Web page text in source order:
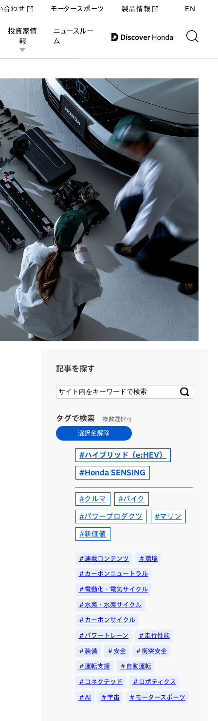
投資家情
報
ニュースルー
ム
合わせ モータースポーツ 製品情報 EN
記事を探す
タグで検索 複数選択可
選択全解除
ハイブリッド（e:HEV）
Honda SENSING
クルマ バイク
パワープロダクツ マリン
新価値
連載コンテンツ 環境
カーボンニュートラル
電動化・電気サイクル
水素・水素サイクル
カーボンサイクル
パワートレーン 走行性能
装備 安全 衝突安全
運転支援 自動運転
コネクテッド ロボティクス
AI 宇宙 モータースポーツ